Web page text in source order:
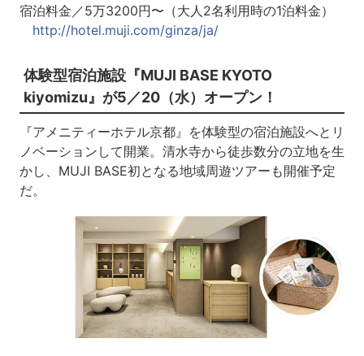
宿泊料金／5万3200円〜（大人2名利用時の1泊料金）
http://hotel.muji.com/ginza/ja/
体験型宿泊施設『MUJI BASE KYOTO
kiyomizu』が5／20（水）オープン！
『アメニティーホテル京都』を体験型の宿泊施設へとリ
ノベーションして開業。清水寺から徒歩数分の立地を生
かし、MUJI BASE初となる地域周遊ツアーも開催予定
だ。